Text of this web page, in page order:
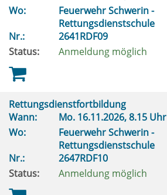
Wo:
Feuerwehr Schwerin -
Rettungsdienstschule
Nr.:
2641RDF09
Status:
Anmeldung möglich
Rettungsdienstfortbildung
Wann:
Mo. 16.11.2026, 8.15 Uhr
Wo:
Feuerwehr Schwerin -
Rettungsdienstschule
Nr.:
2647RDF10
Status:
Anmeldung möglich